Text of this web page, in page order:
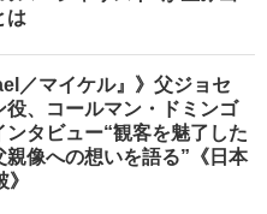
は
／マイケル』》父ジョセ
役、コールマン・ドミンゴ
ンタビュー“観客を魅了した
親像への想いを語る”《日本